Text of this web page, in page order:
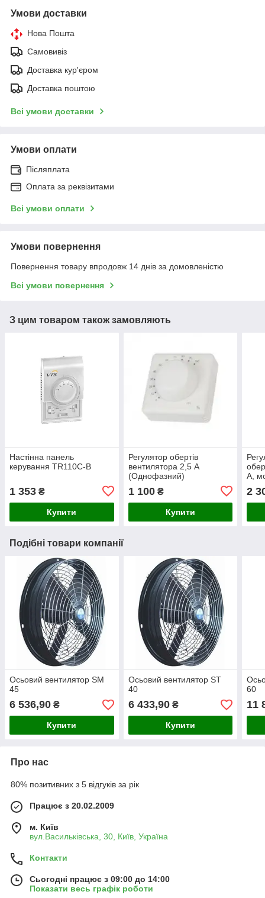
Умови доставки
Нова Пошта
Самовивіз
Доставка кур'єром
Доставка поштою
Всі умови доставки
Умови оплати
Післяплата
Оплата за реквізитами
Всі умови оплати
Умови повернення
Повернення товару впродовж 14 днів за домовленістю
Всі умови повернення
З цим товаром також замовляють
Настінна панель
керування TR110C-B
1 353 ₴
Купити
Регулятор обертів
вентилятора 2,5 А
(Однофазний)
1 100₴
Купити
А,
2
Подібні товари компанії
Осьовий вентилятор SM
45
6 536,90 ₴
Купити
Осьовий вентилятор ST
40
6 433,90₴
Купити
60
11
Про нас
80% позитивних з 5 відгуків за рік
Працює з 20.02.2009
м. Київ
вул.Васильківська, 30, Київ, Україна
Контакти
Сьогодні працює з 09:00 до 14:00
Показати весь графік роботи